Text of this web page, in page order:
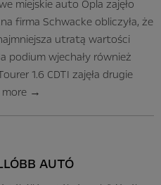
miejskie auto Opla zajęło
firma Schwacke obliczyła, że
utratą wartości
podium wjechały również
1.6 CDTI zajęła drugie
more →
AUTÓ